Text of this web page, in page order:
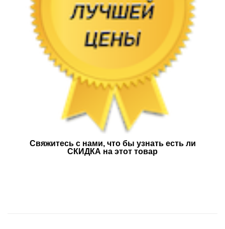
Свяжитесь с нами, что бы узнать есть ли
СКИДКА на этот товар